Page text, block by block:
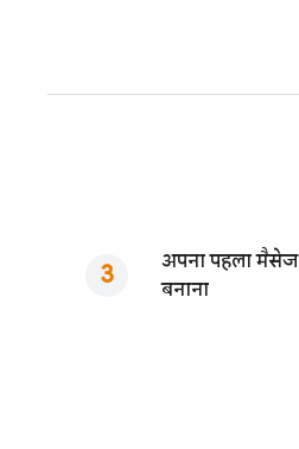
अपना पहला मैसेज
बनाना